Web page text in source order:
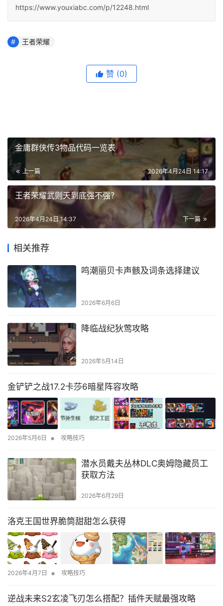
https://www.youxiabc.com/p/12248.html
王者荣耀
赞 (0)
金庸群侠传3物品代码一览表
上一篇 2026年4月24日 14:17
王者荣耀武则天到底强不强？
下一篇
2026年4月24日 14:37
相关推荐
鸣潮丽贝卡声骸及词条选择建议
2026年6月6日
降临战纪狄莺攻略
2026年5月14日
金铲铲之战17.2卡莎6暗星阵容攻略
2026年5月6日 • 攻略技巧
潜水员戴夫丛林DLC奥姆隐藏员工
获取方法
2026年6月29日
洛克王国世界脆筒甜甜怎么获得
2026年4月7日 • 攻略技巧
逆战未来S2玄凌飞刃怎么搭配？插件天赋最强攻略